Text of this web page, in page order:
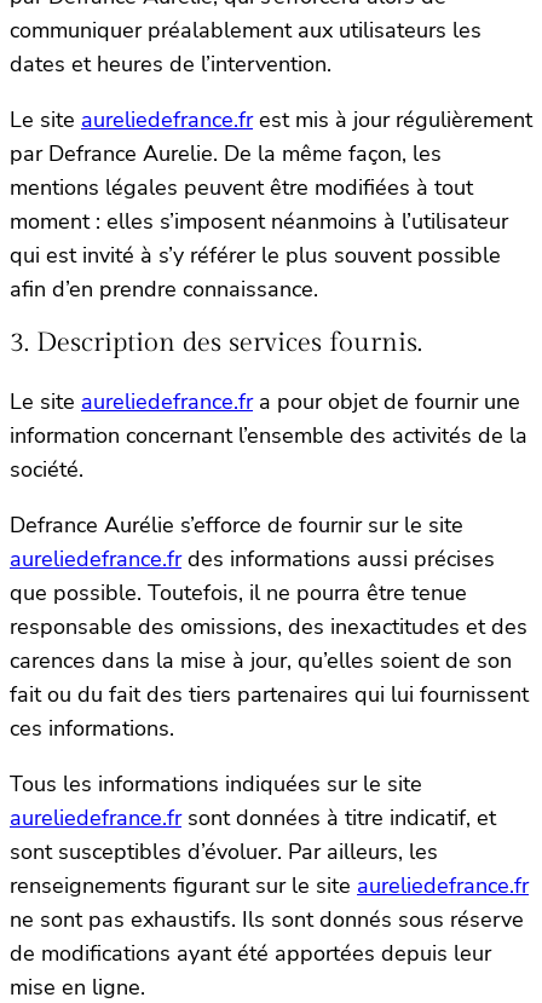
communiquer préalablement aux utilisateurs les
dates et heures de l’intervention.
Le site aureliedefrance.frest mis à jour régulièrement
par Defrance Aurelie. De la même façon, les
mentions légales peuvent être modifiées à tout
moment : elles s’imposent néanmoins à l’utilisateur
qui est invité à s’y référer le plus souvent possible
afin d’en prendre connaissance.
3. Description des services fournis.
Le site aureliedefrance.fra pour objet de fournir une
information concernant l’ensemble des activités de la
société.
Defrance Aurélie s’efforce de fournir sur le site
aureliedefrance.frdes informations aussi précises
que possible. Toutefois, il ne pourra être tenue
responsable des omissions, des inexactitudes et des
carences dans la mise à jour, qu’elles soient de son
fait ou du fait des tiers partenaires qui lui fournissent
ces informations.
Tous les informations indiquées sur le site
aureliedefrance.frsont données à titre indicatif, et
sont susceptibles d’évoluer. Par ailleurs, les
renseignements figurant sur le site aureliedefrance.fr
ne sont pas exhaustifs. Ils sont donnés sous réserve
de modifications ayant été apportées depuis leur
mise en ligne.